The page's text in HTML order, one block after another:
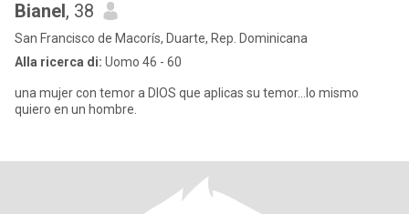
Bianel, 38
San Francisco de Macorís, Duarte, Rep. Dominicana
Alla ricerca di: Uomo 46 - 60
una mujer con temor a DIOS que aplicas su temor...lo mismo
quiero en un hombre.